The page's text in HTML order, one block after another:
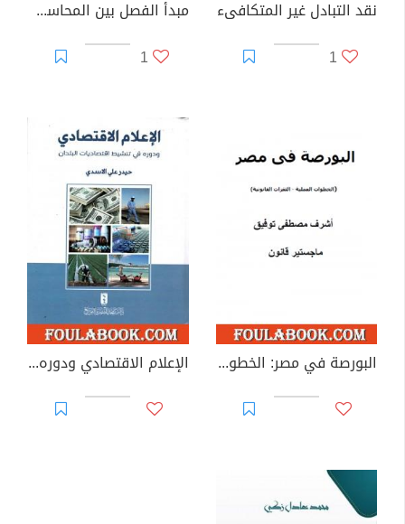
نقد التبادل غير المتكافىء
1
مبدأ الفصل بين المحاسب العمومي والآمر بالصرف
1
البورصة في مصر: الخطوات العملية - الثغرات القانونية الإعلام الاقتصادي ودوره في تنشيط اقتصاديات البلدان